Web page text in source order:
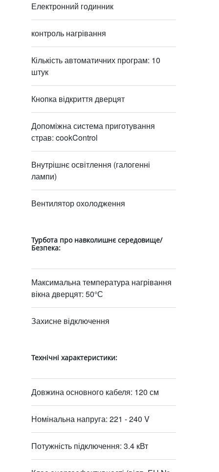
Електронний годинник
контроль нагрівання
Кількість автоматичних програм: 10
штук
Кнопка відкриття дверцят
Допоміжна система приготування
страв: cookControl
Внутрішнє освітлення (галогенні
лампи)
Вентилятор охолодження
Турбота про навколишнє середовище/
Безпека:
Максимальна температура нагрівання
вікна дверцят: 50°С
Захисне відключення
Технічні характеристики:
Довжина основного кабеля: 120 см
Номінальна напруга: 221 - 240 V
Потужність підключення: 3.4 кВт